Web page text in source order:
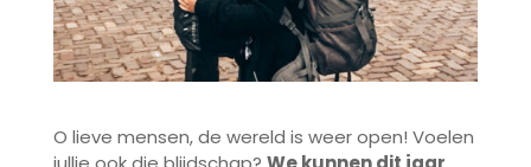
O lieve mensen, de wereld is weer open! Voelen